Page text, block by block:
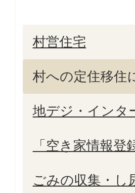
村営住宅
村への定住移住
地デジ・インタ
「空き家情報
ごみの収集・し